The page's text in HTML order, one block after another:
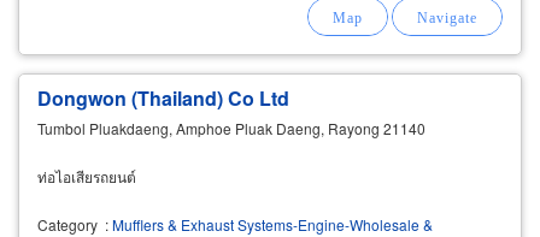
Dongwon (Thailand) Co Ltd
Tumbol Pluakdaeng, Amphoe Pluak Daeng, Rayong 21140
ท่อไอเสียรถยนต์
Category :Mufflers & Exhaust Systems-Engine-Wholesale &